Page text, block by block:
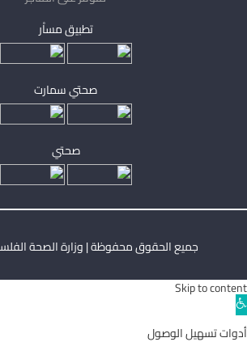
تطبيق مساْر
صحتي سمارت
صحتي
جميع الحقوق محفوظة | وزارة الصحة
Skip to content
Open
toolbar
أدوات تسهيل الوصول